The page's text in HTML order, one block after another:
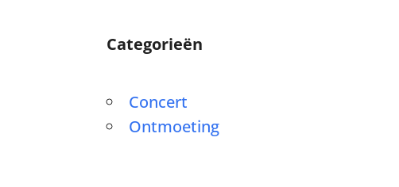
Categorieën
Concert
Ontmoeting